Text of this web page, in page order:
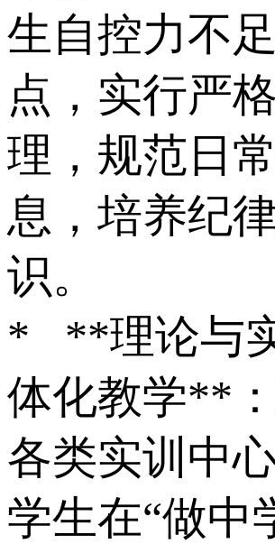
生自控力不
点，实行严
理，规范日
息，培养纪
识。
* **理论与
体化教学**
各类实训中
学生在“做中